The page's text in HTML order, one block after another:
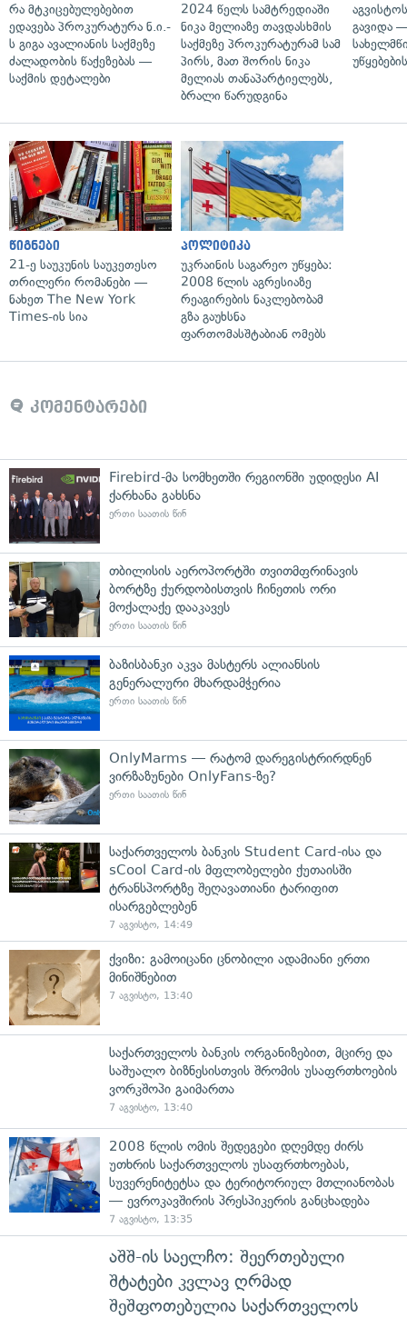
რა მტკიცებულებებით
ედავება პროკურატურა ნ.ი.-
ს გიგა ავალიანის საქმეზე
ძალადობის წაქეზებას —
საქმის დეტალები
2024 წელს სამტრედიაში
ნიკა მელიაზე თავდასხმის
საქმეზე პროკურატურამ სამ
პირს, მათ შორის ნიკა
მელიას თანაპარტიელებს,
ბრალი წარუდგინა
გავიდა
წიგნები
21-ე საუკუნის საუკეთესო
თრილერი რომანები —
ნახეთ The New York
Times-ის სია
პოლიტიკა
უკრაინის საგარეო უწყება:
2008 წლის აგრესიაზე
რეაგირების ნაკლებობამ
გზა გაუხსნა
ფართომასშტაბიან ომებს
კომენტარები
Firebird-მა სომხეთში რეგიონში უდიდესი AI
ქარხანა გახსნა
ერთი საათის წინ
თბილისის აეროპორტში თვითმფრინავის
ბორტზე ქურდობისთვის ჩინეთის ორი
მოქალაქე დააკავეს
ერთი საათის წინ
ბაზისბანკი აკვა მასტერს ალიანსის
გენერალური მხარდამჭერია
ერთი საათის წინ
OnlyMarms — რატომ დარეგისტრირდნენ
ვირზაზუნები OnlyFans-ზე?
ერთი საათის წინ
საქართველოს ბანკის Student Card-ისა და
sCool Card-ის მფლობელები ქუთაისში
ტრანსპორტზე შეღავათიანი ტარიფით
ისარგებლებენ
7 აგვისტო, 14:49
ქვიზი: გამოიცანი ცნობილი ადამიანი ერთი
მინიშნებით
7 აგვისტო, 13:40
საქართველოს ბანკის ორგანიზებით, მცირე და
საშუალო ბიზნესისთვის შრომის უსაფრთხოების
ვორკშოპი გაიმართა
7 აგვისტო, 13:40
2008 წლის ომის შედეგები დღემდე ძირს
უთხრის საქართველოს უსაფრთხოებას,
სუვერენიტეტსა და ტერიტორიულ მთლიანობას
— ევროკავშირის პრესპიკერის განცხადება
7 აგვისტო, 13:35
აშშ-ის საელჩო: შეერთებული
შტატები კვლავ ღრმად
შეშფოთებულია საქართველოს